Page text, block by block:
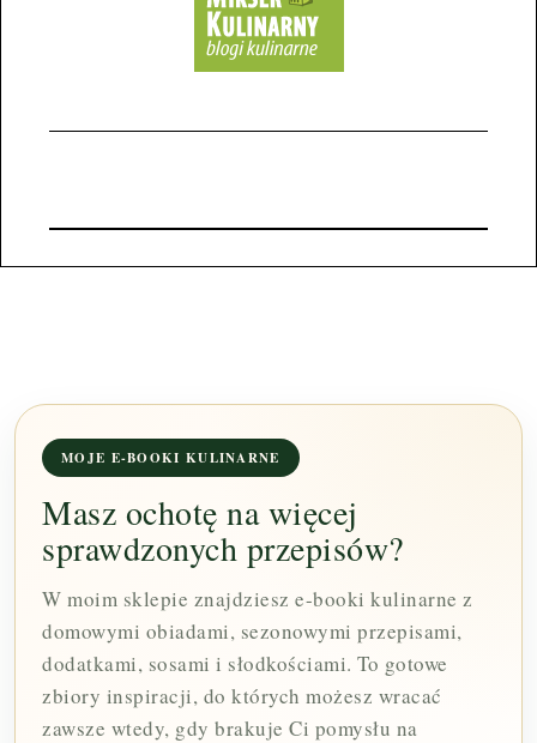
MOJE E-BOOKI KULINARNE
Masz ochotę na więcej
sprawdzonych przepisów?
W moim sklepie znajdziesz e-booki kulinarne z
domowymi obiadami, sezonowymi przepisami,
dodatkami, sosami i słodkościami. To gotowe
zbiory inspiracji, do których możesz wracać
zawsze wtedy, gdy brakuje Ci pomysłu na